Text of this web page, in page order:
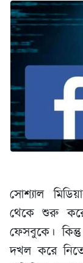
সোশ্যাল
থেকে শুরু
ফেসবুকে।
দখল করে